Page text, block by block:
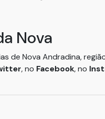
Nova
de Nova Andradina,
, no Facebook, no